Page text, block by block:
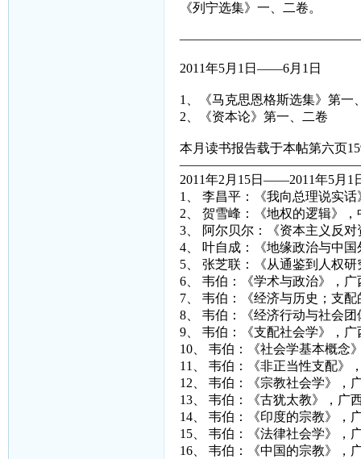
《列宁选集》一、二卷。
2011年5月1日——6月1日
1、《马克思恩格斯选集》第一
2、《资本论》第一、二卷
本月读书报告载于本帖第六页
2011年2月15日——2011年5月1
1、 李昌平：《我向总理说实
2、 贺雪峰：《地权的逻辑》
3、 阿尔贝尔：《资本主义反
4、 叶自成：《地缘政治与中
5、 张芝联：《从通鉴到人权
6、 韦伯：《学术与政治》，广
7、 韦伯：《经济与历史；支
8、 韦伯：《经济行动与社会
9、 韦伯：《支配社会学》，广
10、 韦伯：《社会学基本概念
11、 韦伯：《非正当性支配》
12、 韦伯：《宗教社会学》，
13、 韦伯：《古犹太教》，广
14、 韦伯：《印度的宗教》，
15、 韦伯：《法律社会学》，
16、 韦伯：《中国的宗教》，